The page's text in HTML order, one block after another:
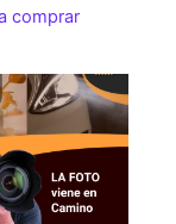
comprar